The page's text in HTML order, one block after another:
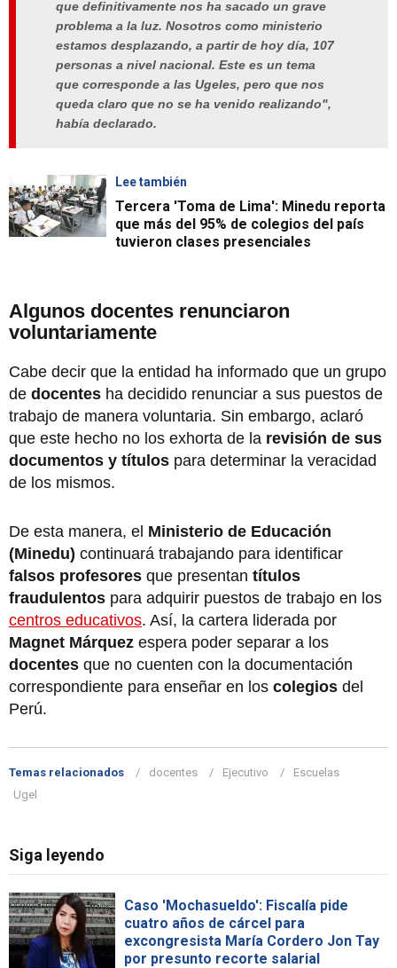
que definitivamente nos ha sacado un grave
problema a la luz. Nosotros como ministerio
estamos desplazando, a partir de hoy día, 107
personas a nivel nacional. Este es un tema
que corresponde a las Ugeles, pero que nos
queda claro que no se ha venido realizando",
había declarado.
Lee también
Tercera 'Toma de Lima': Minedu reporta
que más del 95% de colegios del país
tuvieron clases presenciales
Algunos docentes renunciaron
voluntariamente
Cabe decir que la entidad ha informado que un grupo
de docentes ha decidido renunciar a sus puestos de
trabajo de manera voluntaria. Sin embargo, aclaró
que este hecho no los exhorta de la revisión de sus
documentos y títulos para determinar la veracidad
de los mismos.
De esta manera, el Ministerio de Educación
(Minedu) continuará trabajando para identificar
falsos profesores que presentan títulos
fraudulentos para adquirir puestos de trabajo en los
centros educativos. Así, la cartera liderada por
Magnet Márquez espera poder separar a los
docentes que no cuenten con la documentación
correspondiente para enseñar en los colegios del
Perú.
Temas relacionados docentes Ejecutivo
Escuelas
Ugel
Siga leyendo
Caso 'Mochasueldo': Fiscalía pide
cuatro años de cárcel para
excongresista María Cordero Jon Tay
por presunto recorte salarial